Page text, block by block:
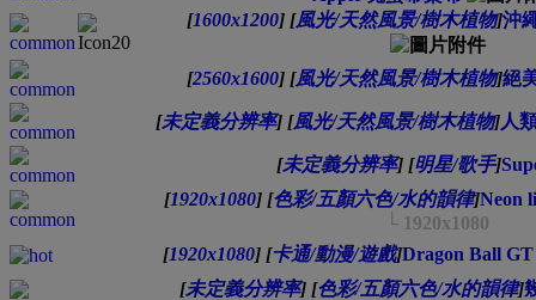
[1600x1200] [風光/天然風景/樹木植物]沖
[2560x1600] [風光/天然風景/樹木植物]絕
[未定義分辨率] [風光/天然風景/樹木植物]人
[未定義分辨率] [明星/歌手]
[1920x1080] [色彩/五顏六色/水的韻律]Neon
└ 1920x1080
[1920x1080] [卡通/動漫/遊戲]Dragon Ball
[未定義分辨率] [色彩/五顏六色/水的韻律]